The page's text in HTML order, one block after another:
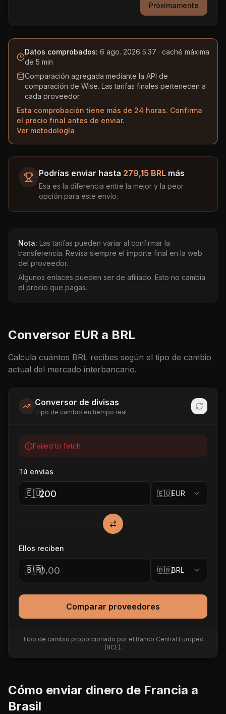
Próximamente
Datos comprobados: 6 ago. 2026 5:37 · caché máxima
de 5 min
Comparación agregada mediante la API de
comparación de Wise. Las tarifas finales pertenecen a
cada proveedor.
Esta comprobación tiene más de 24 horas. Confirma
el precio final antes de enviar.
Ver metodología
Podrías enviar hasta 279,15 BRL más
Esa es la diferencia entre la mejor y la peor
opción para este envío.
Nota: Las tarifas pueden variar al confirmar la
transferencia. Revisa siempre el importe final en la web
del proveedor.
Algunos enlaces pueden ser de afiliado. Esto no cambia
el precio que pagas.
Conversor EUR a BRL
Calcula cuántos BRL recibes según el tipo de cambio
actual del mercado interbancario.
Conversor de divisas
Tipo de cambio en tiempo real
Failed to fetch
Tú envías
🇪🇺 🇪🇺EUR
Ellos reciben
🇧🇷 🇧🇷BRL
Comparar proveedores
Tipo de cambio proporcionado por el Banco Central Europeo
(BCE).
Cómo enviar dinero de Francia a
Brasil